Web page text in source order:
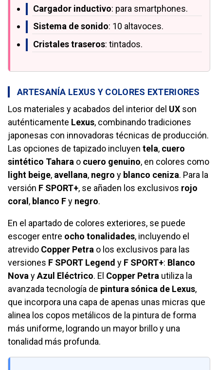
Cargador inductivo: para smartphones.
Sistema de sonido: 10 altavoces.
Cristales traseros: tintados.
ARTESANÍA LEXUS Y COLORES EXTERIORES
Los materiales y acabados del interior del UX son
auténticamente Lexus, combinando tradiciones
japonesas con innovadoras técnicas de producción.
Las opciones de tapizado incluyen tela, cuero
sintético Tahara o cuero genuino, en colores como
light beige, avellana, negro y blanco ceniza. Para la
versión F SPORT+, se añaden los exclusivos rojo
coral , blanco Fy negro.
En el apartado de colores exteriores, se puede
escoger entre ocho tonalidades, incluyendo el
atrevido Copper Petra o los exclusivos para las
versiones F SPORT Legend y F SPORT+: Blanco
Nova yAzul Eléctrico. El Copper Petra utiliza la
avanzada tecnología de pintura sónica de Lexus,
que incorpora una capa de apenas unas micras que
alinea los copos metálicos de la pintura de forma
más uniforme, logrando un mayor brillo y una
tonalidad más profunda.